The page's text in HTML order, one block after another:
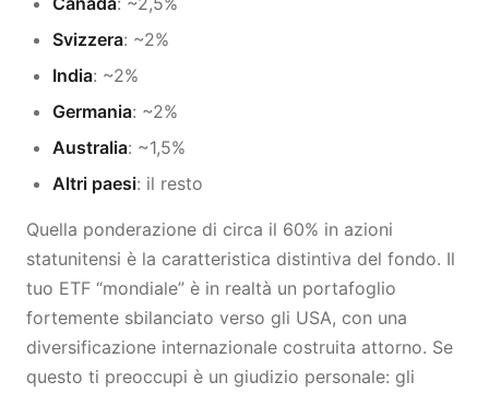
Svizzera: ~2%
India: ~2%
Germania: ~2%
Australia: ~1,5%
Altri paesi: il resto
Quella ponderazione di circa il 60% in azioni
statunitensi è la caratteristica distintiva del fondo. Il
tuo ETF “mondiale” è in realtà un portafoglio
fortemente sbilanciato verso gli USA, con una
diversificazione internazionale costruita attorno. Se
questo ti preoccupi è un giudizio personale: gli